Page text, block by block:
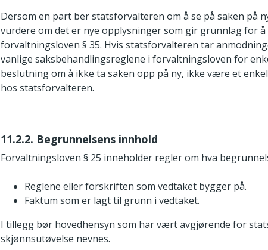
Dersom en part ber statsforvalteren om å se på saken på
vurdere om det er nye opplysninger som gir grunnlag for
forvaltningsloven § 35. Hvis statsforvalteren tar
vanlige saksbehandlingsreglene i forvaltningsloven for
beslutning om å ikke ta saken opp på ny, ikke være et
hos statsforvalteren.
11.2.2. Begrunnelsens innhold
Forvaltningsloven § 25 inneholder regler om hva
Reglene eller forskriften som vedtaket bygger på.
Faktum som er lagt til grunn i vedtaket.
I tillegg bør hovedhensyn som har vært avgjørende for
skjønnsutøvelse nevnes.